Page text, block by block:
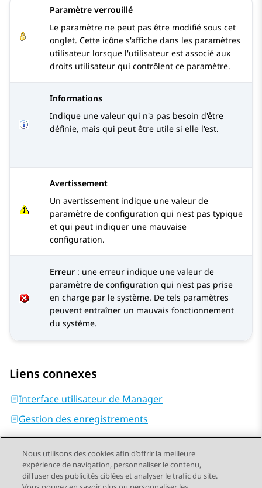
Paramètre verrouillé
Le paramètre ne peut pas être modifié sous cet
onglet. Cette icône s'affiche dans les paramètres
utilisateur lorsque l'utilisateur est associé aux
droits utilisateur qui contrôlent ce paramètre.
Informations
Indique une valeur qui n'a pas besoin d'être
définie, mais qui peut être utile si elle l'est.
Avertissement
Un avertissement indique une valeur de
paramètre de configuration qui n'est pas typique
et qui peut indiquer une mauvaise
configuration.
Erreur : une erreur indique une valeur de
paramètre de configuration qui n'est pas prise
en charge par le système. De tels paramètres
peuvent entraîner un mauvais fonctionnement
du système.
Liens connexes
Interface utilisateur de Manager
Gestion des enregistrements
Nous utilisons des cookies afin d’offrir la meilleure
expérience de navigation, personnaliser le contenu,
diffuser des publicités ciblées et analyser le trafic du site.